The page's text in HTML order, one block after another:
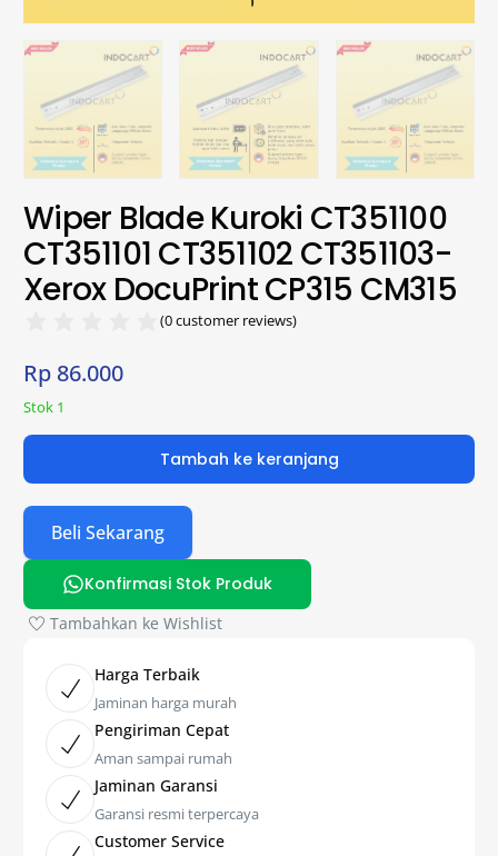
Wiper Blade Kuroki CT351100
CT351101 CT351102 CT351103-
Xerox DocuPrint CP315 CM315
(0customer reviews)
Rp 86.000
Stok 1
Tambah ke keranjang
Beli Sekarang
Konfirmasi Stok Produk
Tambahkan ke Wishlist
Harga Terbaik
Jaminan harga murah
Pengiriman Cepat
Aman sampai rumah
Jaminan Garansi
Garansi resmi terpercaya
Customer Service